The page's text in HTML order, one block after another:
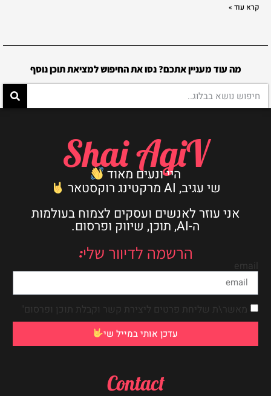
קרא עוד »
מה עוד מעניין אתכם? נסו את החיפוש למציאת תוכן נוסף
Shai AgiV
היי ונעים מאוד
שי עגיב, AI מרקטינג רוקסטאר
אני עוזר לאנשים ועסקים לצמוח בעולמות
ה-AI, תוכן, שיווק ופרסום.
הרשמה לדיוור שלי:
email
מאשר\ת שליחת פרטים ליצירת קשר וקבלת תוכן ופרסום"
עדכן אותי במייל שי
Contact